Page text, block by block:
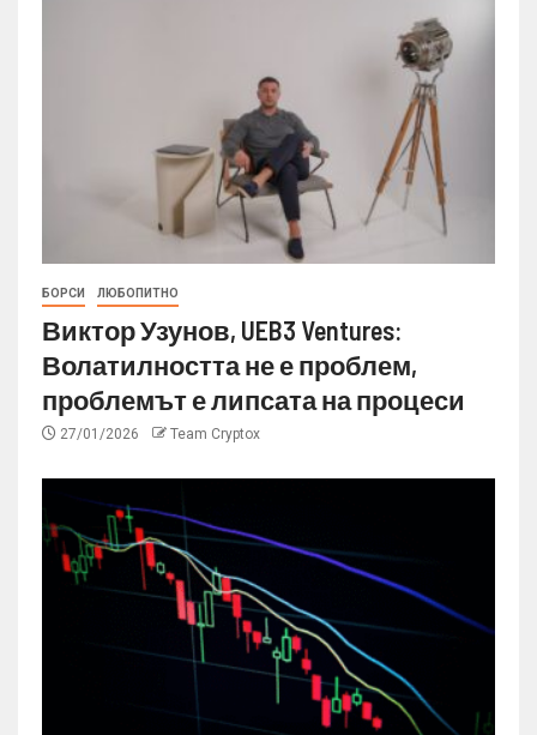
БОРСИ ЛЮБОПИТНО
Виктор Узунов, UEB3 Ventures:
Волатилността не е проблем,
проблемът е липсата на процеси
27/01/2026 Team Cryptox